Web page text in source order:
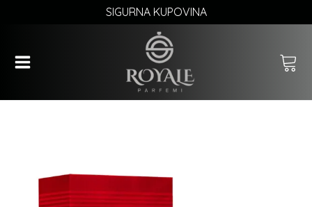
SIGURNA KUPOVINA